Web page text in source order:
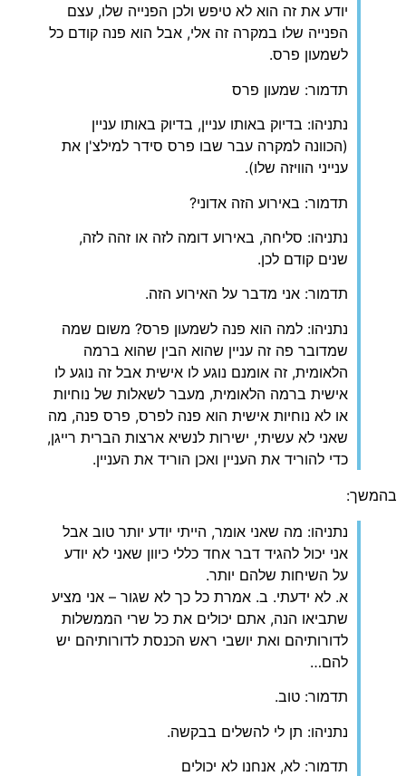
יודע את זה הוא לא טיפש ולכן הפנייה שלו, עצם
הפנייה שלו במקרה זה אלי, אבל הוא פנה קודם כל
לשמעון פרס.
תדמור: שמעון פרס
נתניהו: בדיוק באותו עניין, בדיוק באותו עניין
(הכוונה למקרה עבר שבו פרס סידר למילצ'ן את
ענייני הוויזה שלו).
תדמור: באירוע הזה אדוני?
נתניהו: סליחה, באירוע דומה לזה או זהה לזה,
שנים קודם לכן.
תדמור: אני מדבר על האירוע הזה.
נתניהו: למה הוא פנה לשמעון פרס? משום שמה
שמדובר פה זה עניין שהוא הבין שהוא ברמה
הלאומית, זה אומנם נוגע לו אישית אבל זה נוגע לו
אישית ברמה הלאומית, מעבר לשאלות של נוחיות
או לא נוחיות אישית הוא פנה לפרס, פרס פנה, מה
שאני לא עשיתי, ישירות לנשיא ארצות הברית רייגן,
כדי להוריד את העניין ואכן הוריד את העניין.
בהמשך:
נתניהו: מה שאני אומר, הייתי יודע יותר טוב אבל
אני יכול להגיד דבר אחד כללי כיוון שאני לא יודע
על השיחות שלהם יותר.
א. לא ידעתי. ב. אמרת כל כך לא שגור – אני מציע
שתביאו הנה, אתם יכולים את כל שרי הממשלות
לדורותיהם ואת יושבי ראש הכנסת לדורותיהם יש
להם…
תדמור: טוב.
נתניהו: תן לי להשלים בבקשה.
תדמור: לא, אנחנו לא יכולים